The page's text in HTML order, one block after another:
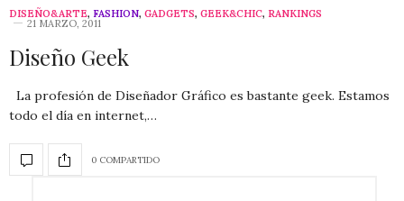
DISEÑO&ARTE, FASHION, GADGETS, GEEK&CHIC, RANKINGS
21 MARZO, 2011
Diseño Geek
La profesión de Diseñador Gráfico es bastante geek. Estamos
todo el día en internet,…
0 COMPARTIDO